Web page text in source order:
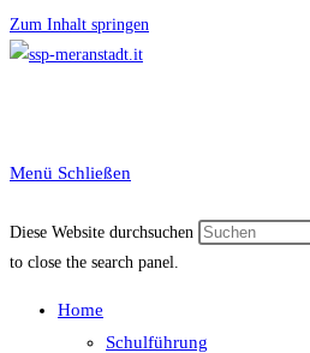
Zum Inhalt springen
Menü Schließen
Diese Website durchsuchen
to close the search panel.
Home
Schulführung